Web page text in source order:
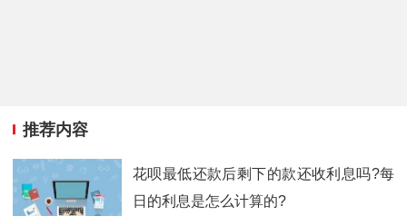
推荐内容
花呗最低还款后剩下的款还收利息吗?每
日的利息是怎么计算的?